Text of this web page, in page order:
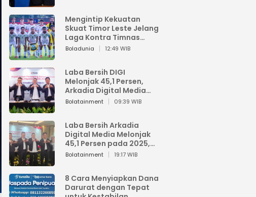
Mengintip Kekuatan
Skuat Timor Leste Jelang
Laga Kontra Timnas
Indonesia di Piala AFF
Boladunia 12:49 WIB
Laba Bersih DIGI
Melonjak 45,1 Persen,
Arkadia Digital Media
Perkuat Bisnis AI dan
Bolatainment 09:39 WIB
Laba Bersih Arkadia
Digital Media Melonjak
45,1 Persen pada 2025,
Sentuh Rp1,76 Miliar
Bolatainment 19:17 WIB
8 Cara Menyiapkan Dana
Darurat dengan Tepat